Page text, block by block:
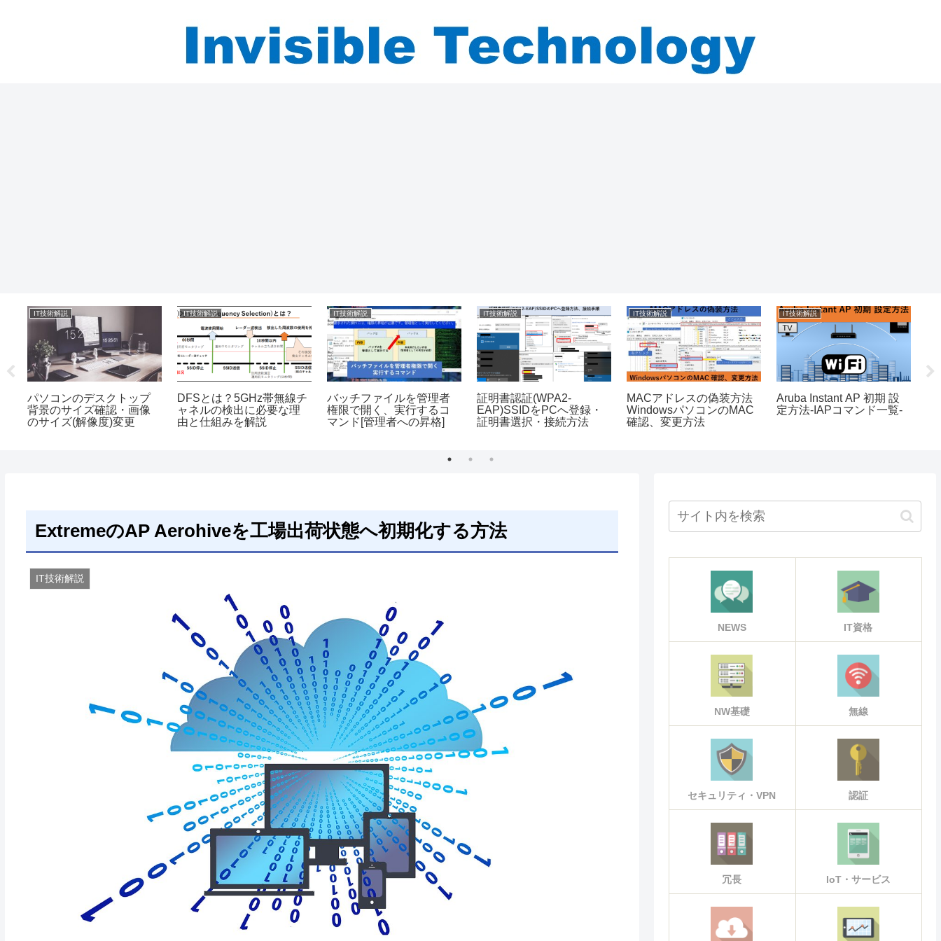
IT技術解説
パソコンのデスクトップ
背景のサイズ確認・画像
のサイズ(解像度)変更
IT技術解説
DFSとは？5GHz帯無線チ
ャネルの検出に必要な理
由と仕組みを解説
IT技術解説
バッチファイルを管理者
権限で開く、実行するコ
マンド[管理者への昇格]
IT技術解説
証明書認証(WPA2-
EAP)SSIDをPCへ登録・
証明書選択・接続方法
IT技術解説
MACアドレスの偽装方法
WindowsパソコンのMAC
確認、変更方法
IT技術解説
Aruba Instant AP 初期 設
定方法-IAPコマンド一覧-
ExtremeのAP Aerohiveを工場出荷状態へ初期化する方法
IT技術解説
NEWS IT資格
NW基礎 無線
セキュリティ・VPN 認証
冗長 IoT・サービス